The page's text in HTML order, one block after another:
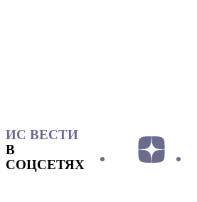
ИС ВЕСТИ
В
СОЦСЕТЯХ